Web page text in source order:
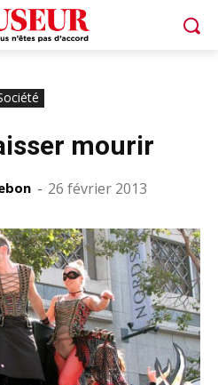
mourir
- 26 février 2013